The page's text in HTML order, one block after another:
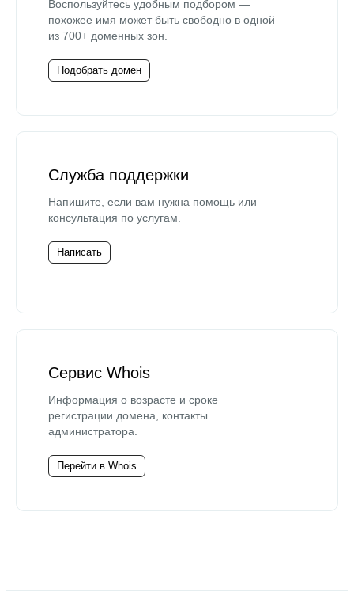
Воспользуйтесь удобным подбором —
похожее имя может быть свободно в одной
из 700+ доменных зон.
Подобрать домен
Служба поддержки
Напишите, если вам нужна помощь или
консультация по услугам.
Написать
Сервис Whois
Информация о возрасте и сроке
регистрации домена, контакты
администратора.
Перейти в Whois